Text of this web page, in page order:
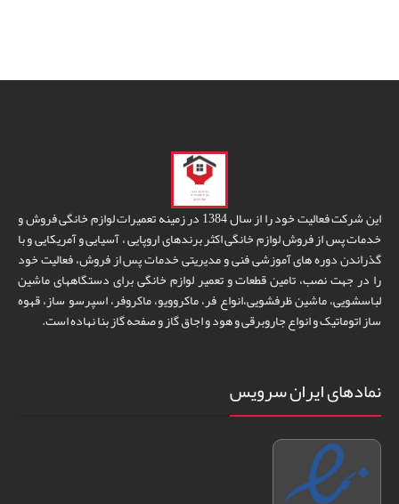
این شرکت فعالیت خود را از سال 1384 در زمینه تعمیرات لوازم خانگی فروش و
خدمات پس از فروش لوازم خانگی اکثر برندهای اروپایی ، آسیایی و آمریکایی و با
گذراندن دوره های آموزشی فنی و مدیریتی خدمات پس از فروش، فعالیت خود
را در جهت نصب، تامین قطعات و تعمیر لوازم خانگی برای دستگاههای ماشین
لباسشویی، ماشین ظرفشویی،انواع فر، ماکروویو، ماکروفر، اسپرسو ساز، قهوه
ساز اتوماتیک و انواع جاروبرقی و هود و اجاق گاز و صفحه گاز بنا نهاده است.
نمادهای ایران سرویس